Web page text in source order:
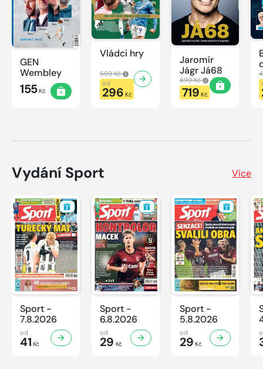
GEN
Wembley
155Kč
Vládci hry
599 Kč
od
296 Kč
Jaromír
Jágr Já68
899 Kč
719 Kč
Vydání Sport Více
Sport -
7.8.2026
od
41 Kč
Sport -
6.8.2026
od
29 Kč
Sport -
5.8.2026
od
29 Kč